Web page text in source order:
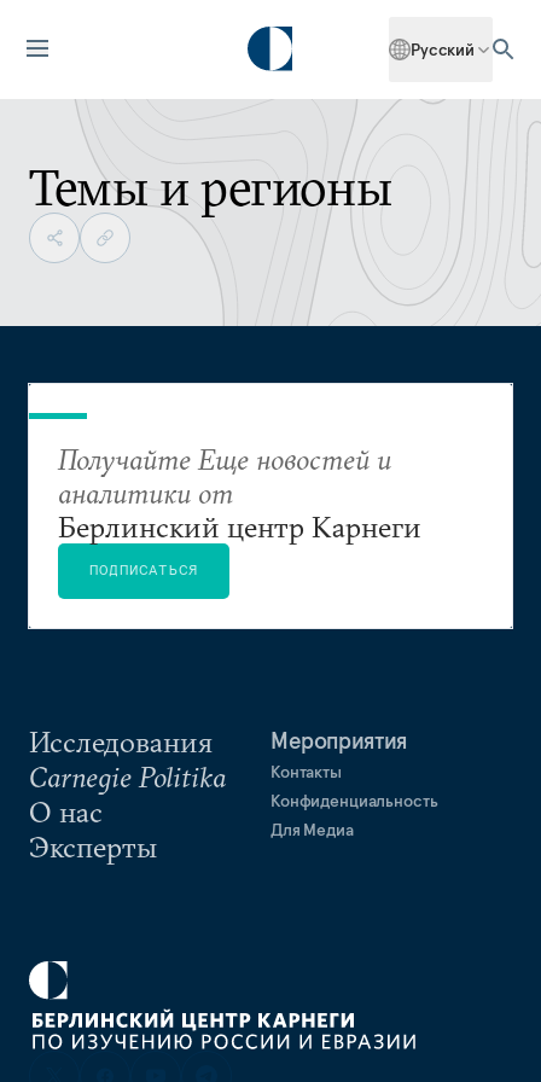
Русский
Темы и регионы
Исследования
Carnegie Politika
О нас
Эксперты
Мероприятия
Контакты
Конфиденциальность
Для Медиа
Получайте Еще новостей и
аналитики от
Берлинский центр Карнеги
ПОДПИСАТЬСЯ